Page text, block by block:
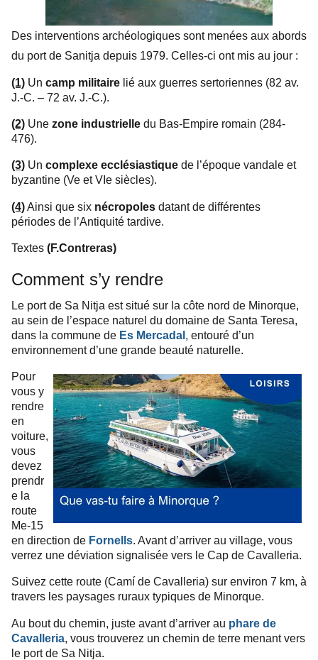
Des interventions archéologiques sont menées aux abords
du port de Sanitja depuis 1979. Celles-ci ont mis au jour :
(1) Un camp militaire lié aux guerres sertoriennes (82 av.
J.-C. – 72 av. J.-C.).
(2) Une zone industrielle du Bas-Empire romain (284-
476).
(3) Un complexe ecclésiastique de l’époque vandale et
byzantine (Ve et VIe siècles).
(4)Ainsi que six nécropoles datant de différentes
périodes de l’Antiquité tardive.
Textes (F.Contreras)
Comment s’y rendre
Le port de Sa Nitja est situé sur la côte nord de Minorque,
au sein de l’espace naturel du domaine de Santa Teresa,
dans la commune de Es Mercadal , entouré d’un
environnement d’une grande beauté naturelle.
Pour
vous y
rendre
en
voiture,
vous
devez
prendr
e la
route
Me-15
en direction de Fornells. Avant d’arriver au village, vous
verrez une déviation signalisée vers le Cap de Cavalleria.
Suivez cette route (Camí de Cavalleria) sur environ 7 km, à
travers les paysages ruraux typiques de Minorque.
Au bout du chemin, juste avant d’arriver au phare de
Cavalleria , vous trouverez un chemin de terre menant vers
le port de Sa Nitja.